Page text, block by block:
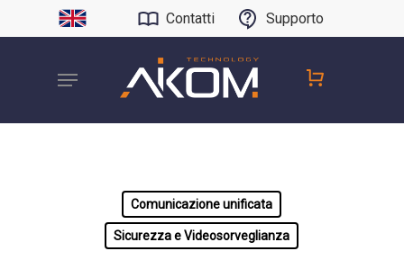
Contatti Supporto
Comunicazione unificata
Sicurezza e Videosorveglianza